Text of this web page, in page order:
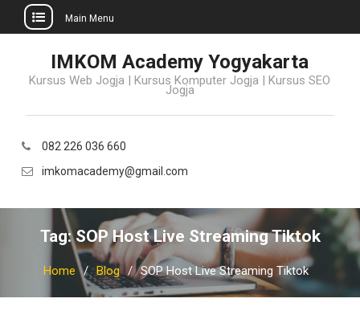
content
Main Menu
IMKOM Academy Yogyakarta
Kursus Web Jogja | Kursus Komputer Jogja | Kursus SEO
Jogja
082 226 036 660
imkomacademy@gmail.com
Tag:SOP Host Live Streaming Tiktok
Home Blog SOP Host Live Streaming Tiktok